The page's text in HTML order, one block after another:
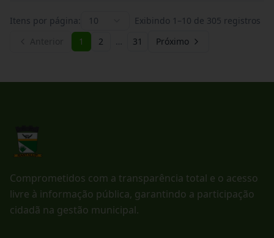
Itens por página: 10 Exibindo 1 –10 de 305 registros
1 2 … 31 Próximo
Comprometidos com a transparência total e o acesso
livre à informação pública, garantindo a participação
cidadã na gestão municipal.